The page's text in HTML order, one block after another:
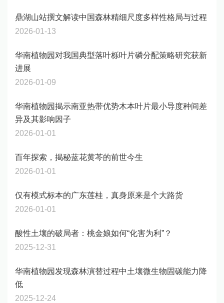
鼎湖山站撰文解读中国森林精细尺度多样性格局与过程
2026-01-13
华南植物园对我国典型落叶栎叶片磷分配策略研究获新
进展
2026-01-09
华南植物园揭示南亚热带优势木本叶片最小导度种间差
异及其影响因子
2026-01-01
百年探索，揭秘蓝花黄芩的前世今生
2026-01-01
仅有模式标本的广东莲桂，真身原来是个大路货
2026-01-01
酸性土壤的破局者：桃金娘如何“化害为利”？​
2025-12-31
华南植物园发现森林演替过程中土壤微生物固碳能力降
低
2025-12-24